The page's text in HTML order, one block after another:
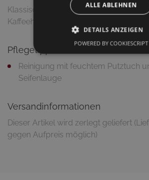
Klassischer Bistrotisch in traditionellem
Pflegetipps
Reinigung mit feuchtem Putztuch
Seifenlauge
Versandinformationen
Dieser Artikel wird zerlegt geliefert
gegen Aufpreis möglich)
ALLE ABLEHNEN
DETAILS ANZEIGEN
POWERED BY COOKIESCRIPT